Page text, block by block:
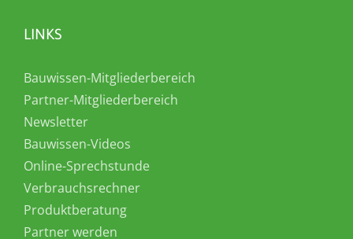
LINKS
Bauwissen-Mitgliederbereich
Partner-Mitgliederbereich
Newsletter
Bauwissen-Videos
Online-Sprechstunde
Verbrauchsrechner
Produktberatung
Partner werden